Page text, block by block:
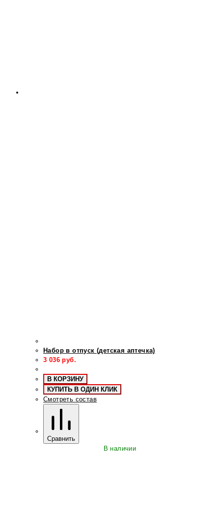
Набор в отпуск (детская аптечка)
3 036 руб.
В КОРЗИНУ
КУПИТЬ В ОДИН КЛИК
Смотреть состав
Сравнить
В наличии